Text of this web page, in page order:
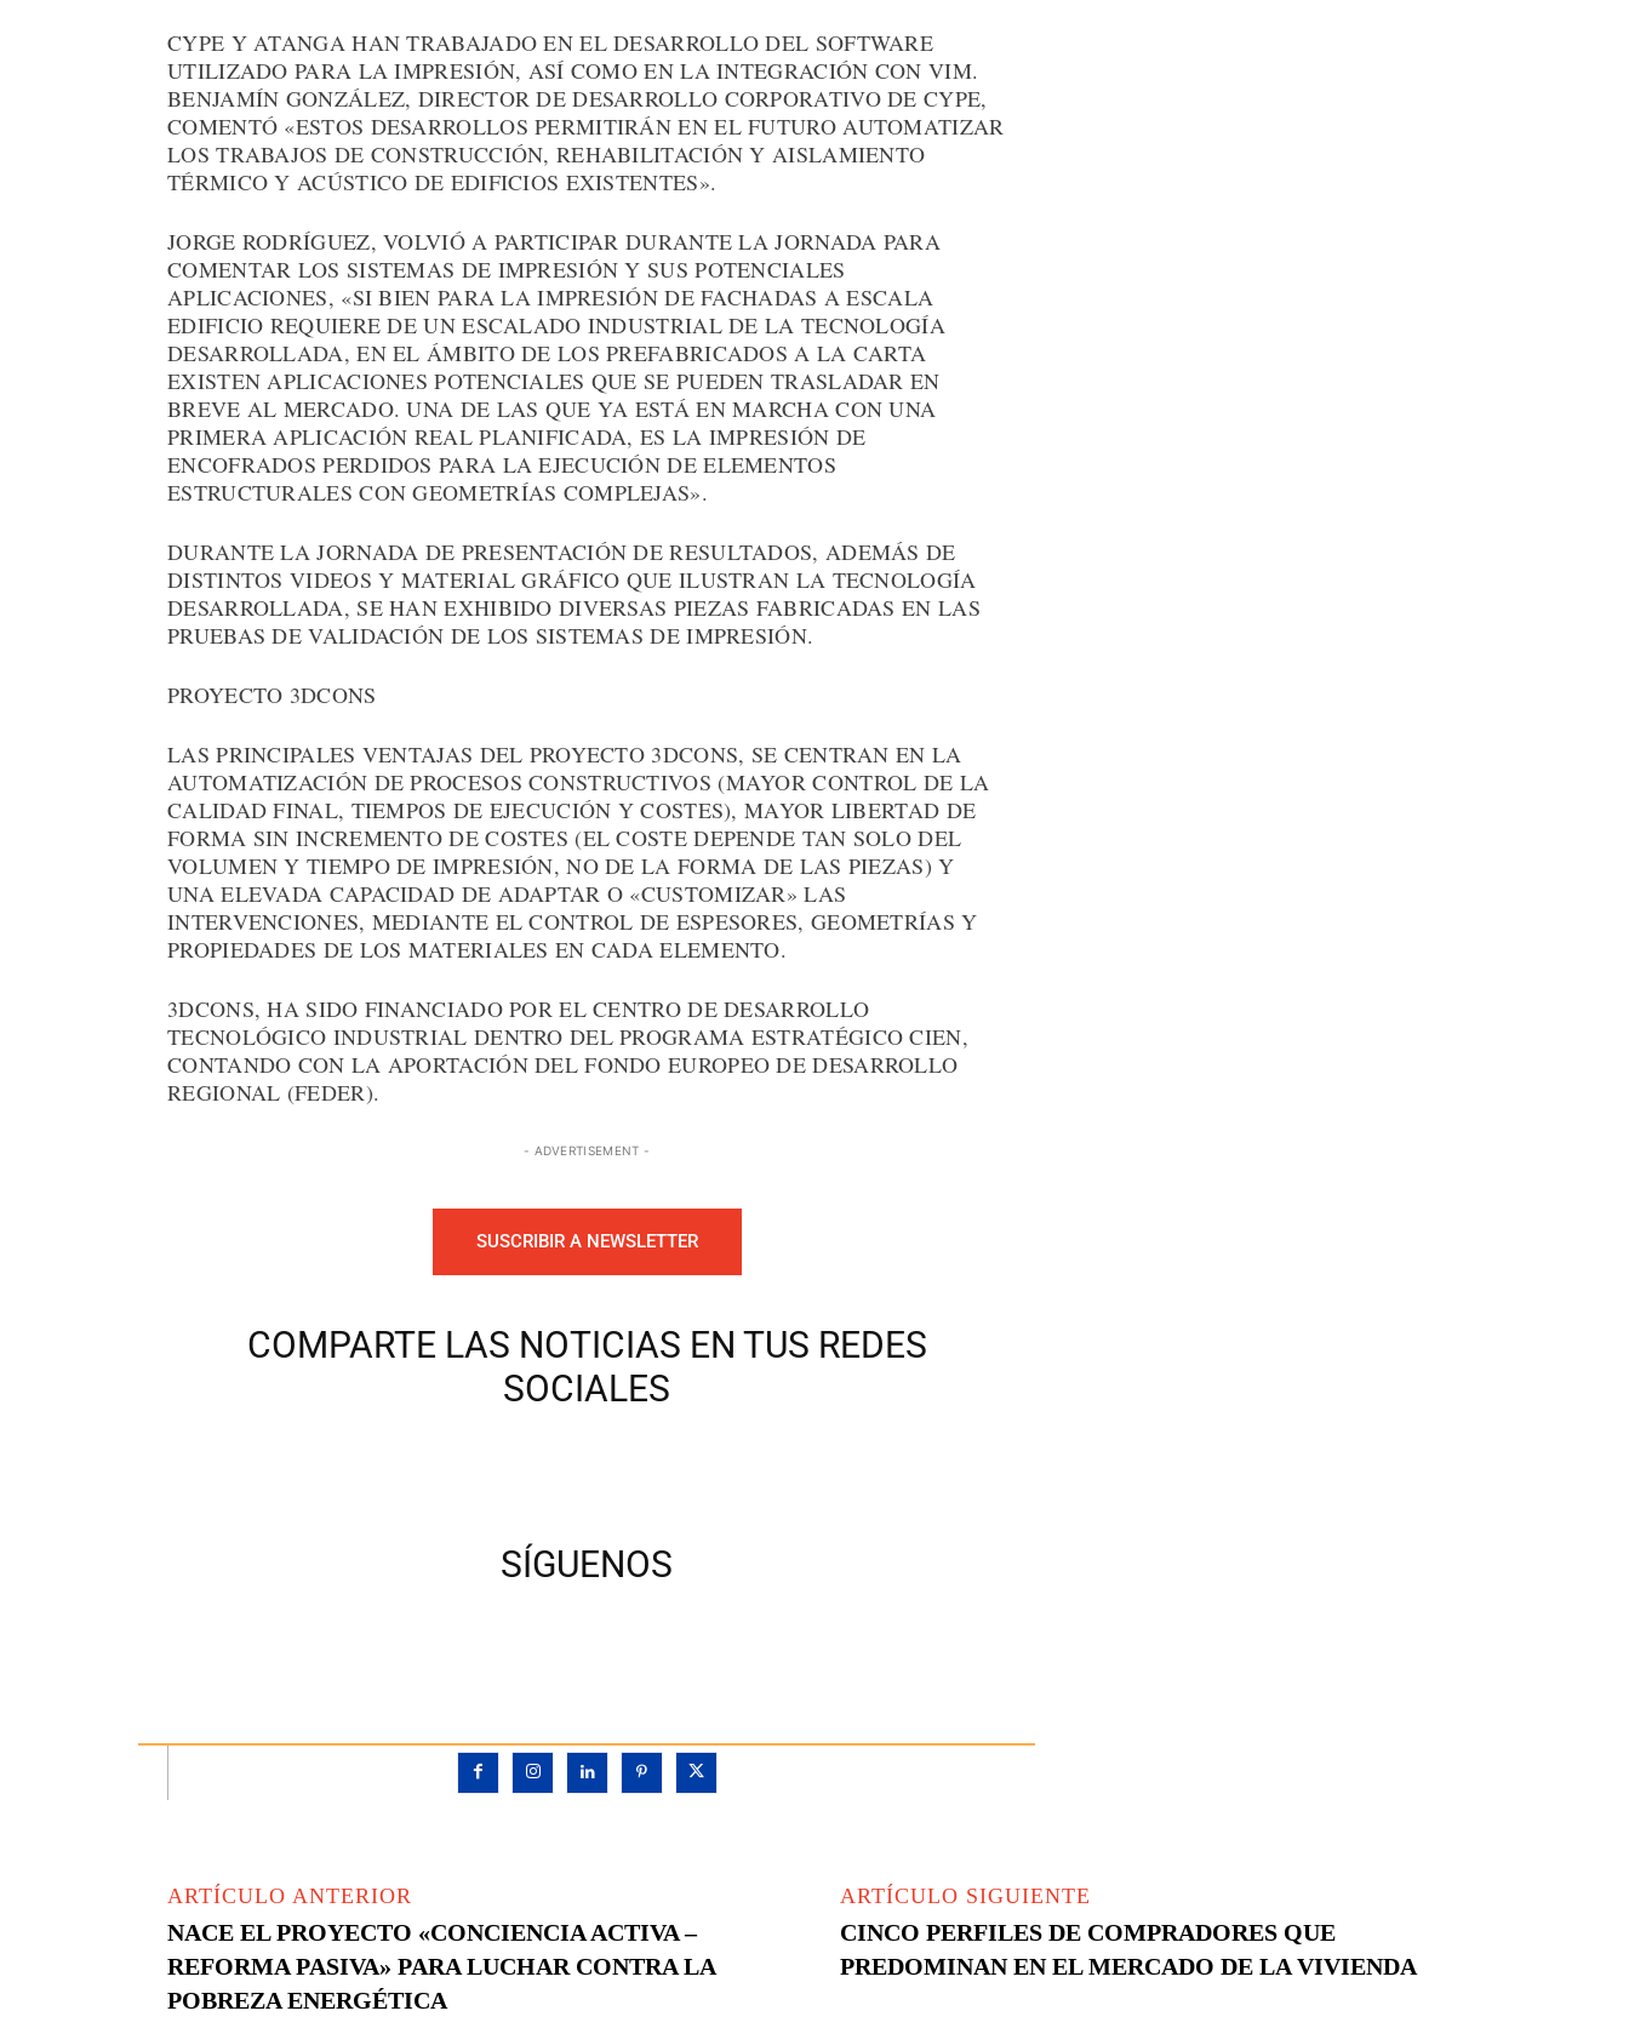
CYPE Y ATANGA HAN TRABAJADO EN EL DESARROLLO DEL SOFTWARE
UTILIZADO PARA LA IMPRESIÓN, ASÍ COMO EN LA INTEGRACIÓN CON VIM.
BENJAMÍN GONZÁLEZ, DIRECTOR DE DESARROLLO CORPORATIVO DE CYPE,
COMENTÓ «ESTOS DESARROLLOS PERMITIRÁN EN EL FUTURO AUTOMATIZAR
LOS TRABAJOS DE CONSTRUCCIÓN, REHABILITACIÓN Y AISLAMIENTO
TÉRMICO Y ACÚSTICO DE EDIFICIOS EXISTENTES».
JORGE RODRÍGUEZ, VOLVIÓ A PARTICIPAR DURANTE LA JORNADA PARA
COMENTAR LOS SISTEMAS DE IMPRESIÓN Y SUS POTENCIALES
APLICACIONES, «SI BIEN PARA LA IMPRESIÓN DE FACHADAS A ESCALA
EDIFICIO REQUIERE DE UN ESCALADO INDUSTRIAL DE LA TECNOLOGÍA
DESARROLLADA, EN EL ÁMBITO DE LOS PREFABRICADOS A LA CARTA
EXISTEN APLICACIONES POTENCIALES QUE SE PUEDEN TRASLADAR EN
BREVE AL MERCADO. UNA DE LAS QUE YA ESTÁ EN MARCHA CON UNA
PRIMERA APLICACIÓN REAL PLANIFICADA, ES LA IMPRESIÓN DE
ENCOFRADOS PERDIDOS PARA LA EJECUCIÓN DE ELEMENTOS
ESTRUCTURALES CON GEOMETRÍAS COMPLEJAS».
DURANTE LA JORNADA DE PRESENTACIÓN DE RESULTADOS, ADEMÁS DE
DISTINTOS VIDEOS Y MATERIAL GRÁFICO QUE ILUSTRAN LA TECNOLOGÍA
DESARROLLADA, SE HAN EXHIBIDO DIVERSAS PIEZAS FABRICADAS EN LAS
PRUEBAS DE VALIDACIÓN DE LOS SISTEMAS DE IMPRESIÓN.
PROYECTO 3DCONS
LAS PRINCIPALES VENTAJAS DEL PROYECTO 3DCONS, SE CENTRAN EN LA
AUTOMATIZACIÓN DE PROCESOS CONSTRUCTIVOS (MAYOR CONTROL DE LA
CALIDAD FINAL, TIEMPOS DE EJECUCIÓN Y COSTES), MAYOR LIBERTAD DE
FORMA SIN INCREMENTO DE COSTES (EL COSTE DEPENDE TAN SOLO DEL
VOLUMEN Y TIEMPO DE IMPRESIÓN, NO DE LA FORMA DE LAS PIEZAS) Y
UNA ELEVADA CAPACIDAD DE ADAPTAR O «CUSTOMIZAR» LAS
INTERVENCIONES, MEDIANTE EL CONTROL DE ESPESORES, GEOMETRÍAS Y
PROPIEDADES DE LOS MATERIALES EN CADA ELEMENTO.
3DCONS, HA SIDO FINANCIADO POR EL CENTRO DE DESARROLLO
TECNOLÓGICO INDUSTRIAL DENTRO DEL PROGRAMA ESTRATÉGICO CIEN,
CONTANDO CON LA APORTACIÓN DEL FONDO EUROPEO DE DESARROLLO
REGIONAL (FEDER).
- ADVERTISEMENT -
SUSCRIBIR A NEWSLETTER
COMPARTE LAS NOTICIAS EN TUS REDES
SOCIALES
SÍGUENOS
ARTÍCULO ANTERIOR
NACE EL PROYECTO «CONCIENCIA ACTIVA –
REFORMA PASIVA» PARA LUCHAR CONTRA LA
POBREZA ENERGÉTICA
ARTÍCULO SIGUIENTE
CINCO PERFILES DE COMPRADORES QUE
PREDOMINAN EN EL MERCADO DE LA VIVIENDA